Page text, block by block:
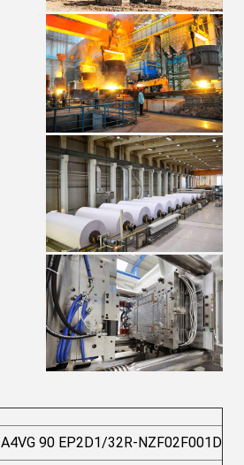
A4VG 90 EP2D1/32R-NZF02F001D